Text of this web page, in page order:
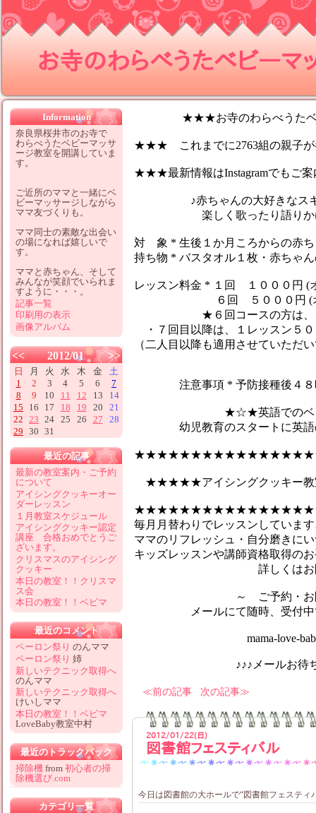
お寺のわらべうたベビーマッ
★★★お寺のわらべうたベ
★★★ これまでに2763組の親子が
★★★最新情報はInstagramでもご案
♪赤ちゃんの大好きなスキン
楽しく歌ったり語りかけな
対 象 * 生後１か月ころからの赤ち
持ち物 * バスタオル１枚・赤ちゃ
レッスン料金 * １回 １０００円 (
６回 ５０００円 (オイ
★６回コースの方は、１レ
・７回目以降は、１レッスン５
（二人目以降も適用させていただ
注意事項 * 予防接種後４８時
★☆★英語でのベビーマ
幼児教育のスタートに英語の
★★★★★アイシングクッキー
毎月月替わりでレッスンしていま
ママのリフレッシュ・自分磨きに
キッズレッスンや講師資格取得の
詳しくはお問合せ
～ ご予約・お問い
メールにて随時、受付中で
mama-love-
♪♪♪メールお待ちして
前の記事 次の記事
2012/01/22(日)
図書館フェスティバル
今日は図書館の大ホールで“図書館フェスティ
Information
奈良県桜井市のお寺で
わらべうたベビーマッサ
ージ教室を開講していま
す。
ご近所のママと一緒にベ
ビーマッサージしながら
ママ友づくりも。
ママ同士の素敵な出会い
の場になれば嬉しいで
す。
ママと赤ちゃん、そして
みんなが笑顔でいられま
すように・・・。
記事一覧
印刷用の表示
画像アルバム
<< 2012/01 >>
日 月 火 水 木 金
土
1
2 3 4 5 6
7
8
9 10 11 12 13
14
15
16 17 18 19 20
21
22
23 24 25 26 27
28
29 30 31
最近の記事
最新の教室案内・ご予約
について
アイシングクッキーオー
ダーレッスン
１月教室スケジュール
アイシングクッキー認定
講座 合格おめでとうご
ざいます。
クリスマスのアイシング
クッキー
本日の教室！！クリスマ
ス会
本日の教室！！ベビマ
最近のコメント
ペーロン祭り のんママ
ペーロン祭り 姉
新しいテクニック取得へ
のんママ
新しいテクニック取得へ
けいしママ
本日の教室！！ベビマ
LoveBaby教室中村
最近のトラックバック
掃除機 from 初心者の掃
除機選び.com
カテゴリ一覧